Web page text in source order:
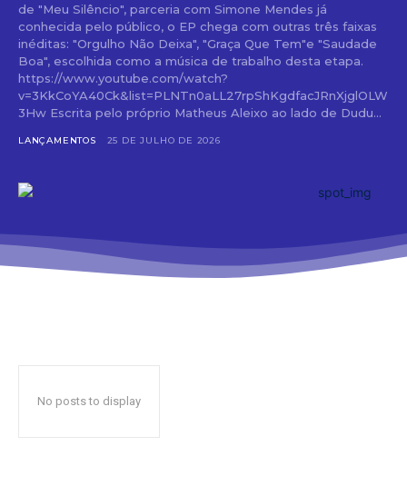
de "Meu Silêncio", parceria com Simone Mendes já
conhecida pelo público, o EP chega com outras três faixas
inéditas: "Orgulho Não Deixa", "Graça Que Tem"e "Saudade
Boa", escolhida como a música de trabalho desta etapa.
https://www.youtube.com/watch?
v=3KkCoYA40Ck&list=PLNTn0aLL27rpShKgdfacJRnXjglOLW
3Hw Escrita pelo próprio Matheus Aleixo ao lado de Dudu...
LANÇAMENTOS 25 DE JULHO DE 2026
No posts to display